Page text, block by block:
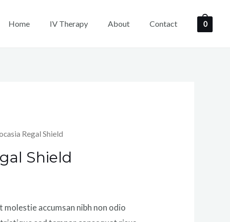
Home IV Therapy About Contact 0
Regal Shield
Shield
molestie accumsan nibh non odio